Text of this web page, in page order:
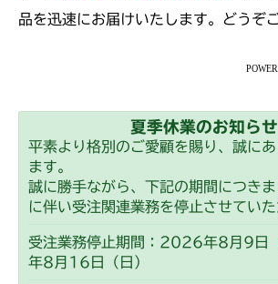
品を迅速にお届けいたします。どうぞ
夏季休業のお知らせ
平素より格別のご愛顧を賜り、誠に
ます。
誠に勝手ながら、下記の期間につき
に伴い受注関連業務を停止させていた
受注業務停止期間：2026年8月9日
年8月16日（日）